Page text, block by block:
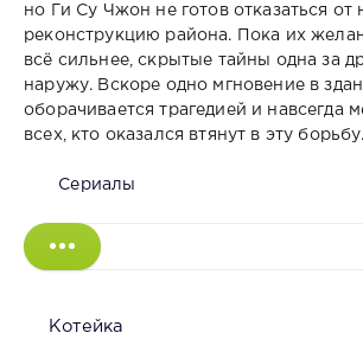
но Ги Су Чжон не готов отказаться от
реконструкцию района. Пока их
всё сильнее, скрытые тайны одна за
наружу. Вскоре одно мгновение в
оборачивается трагедией и навсегда
всех, кто оказался втянут в эту борьбу.
Сериалы
Котейка